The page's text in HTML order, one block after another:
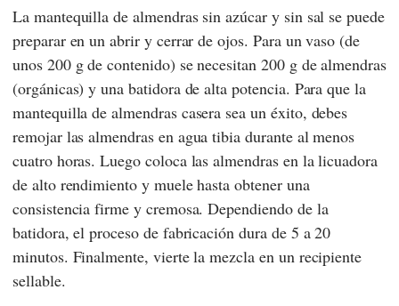
La mantequilla de almendras sin azúcar y sin sal se puede
preparar en un abrir y cerrar de ojos. Para un vaso (de
unos 200 g de contenido) se necesitan 200 g de almendras
(orgánicas) y una batidora de alta potencia. Para que la
mantequilla de almendras casera sea un éxito, debes
remojar las almendras en agua tibia durante al menos
cuatro horas. Luego coloca las almendras en la licuadora
de alto rendimiento y muele hasta obtener una
consistencia firme y cremosa. Dependiendo de la
batidora, el proceso de fabricación dura de 5 a 20
minutos. Finalmente, vierte la mezcla en un recipiente
sellable.